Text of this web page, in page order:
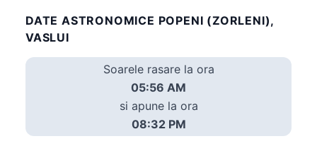
DATE ASTRONOMICE POPENI (ZORLENI),
VASLUI
Soarele rasare la ora
05:56 AM
si apune la ora
08:32 PM